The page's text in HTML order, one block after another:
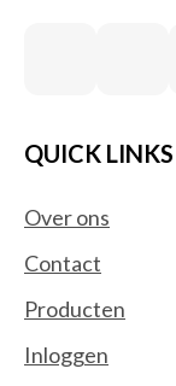
QUICK LINKS
Over ons
Contact
Producten
Inloggen